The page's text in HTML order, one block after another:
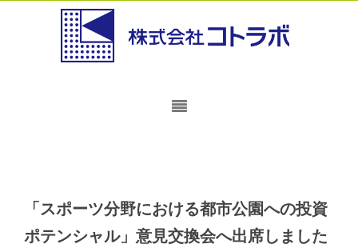
「スポーツ分野における都市公園への投資
ポテンシャル」意見交換会へ出席しました